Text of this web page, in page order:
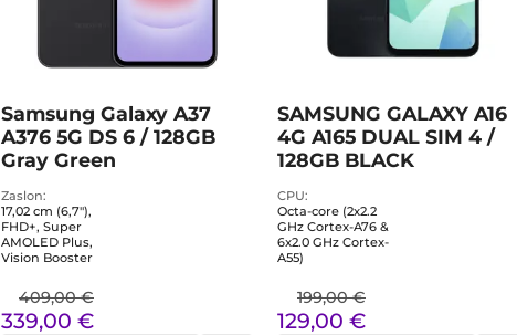
Samsung Galaxy A37
A376 5G DS 6 / 128GB
Gray Green
Zaslon
17,02 cm (6,7"),
FHD+, Super
AMOLED Plus,
Vision Booster
409,00 €
339,00 €
SAMSUNG GALAXY A16
4G A165 DUAL SIM 4 /
128GB BLACK
CPU
Octa-core (2x2.2
GHz Cortex-A76 &
6x2.0 GHz Cortex-
A55)
199,00 €
129,00 €